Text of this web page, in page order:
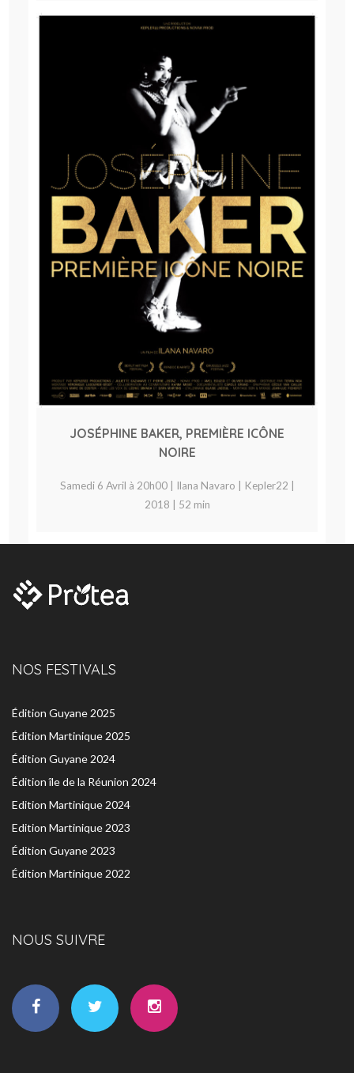
JOSÉPHINE BAKER, PREMIÈRE ICÔNE
NOIRE
Samedi 6 Avril à 20h00 | Ilana Navaro | Kepler22 |
2018 | 52 min
NOS FESTIVALS
Édition Guyane 2025
Édition Martinique 2025
Édition Guyane 2024
Édition île de la Réunion 2024
Edition Martinique 2024
Edition Martinique 2023
Édition Guyane 2023
Édition Martinique 2022
NOUS SUIVRE